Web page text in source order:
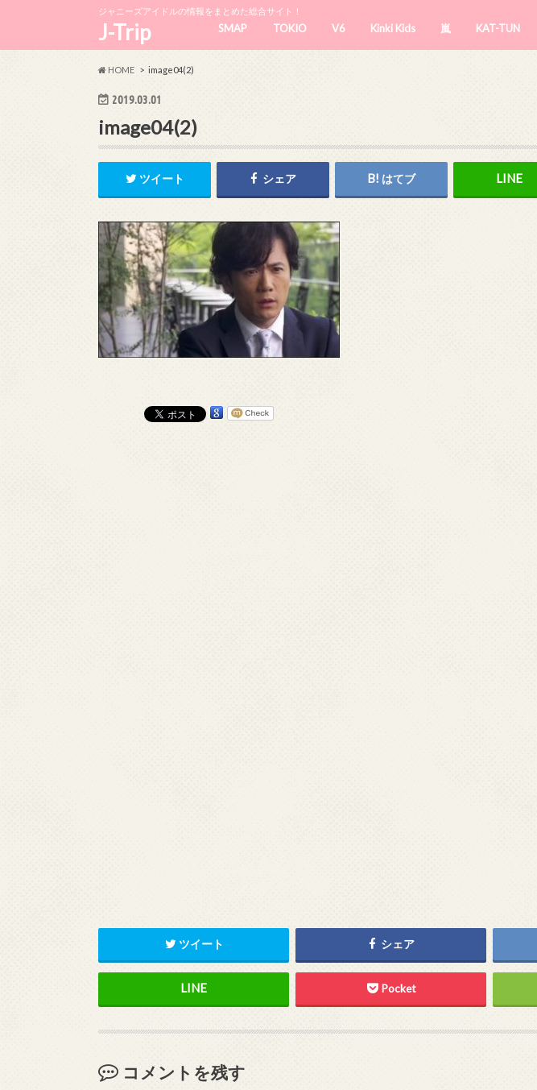
ジャニーズアイドルの情報をまとめた総合サイト！
J-Trip SMAP TOKIO V6 Kinki Kids 嵐 KAT-TUN
HOME image04(2)
2019.03.01
image04(2)
ツイート シェア はてブ
ツイート シェア
Pocket
コメントを残す